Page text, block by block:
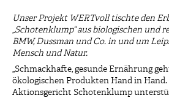
Unser Projekt WERTvoll tischte den
„Schotenklump“ aus biologischen und
BMW, Dussman und Co. in und um
Mensch und Natur.
„Schmackhafte, gesunde Ernährung
ökologischen Produkten Hand in
Aktionsgericht Schotenklump